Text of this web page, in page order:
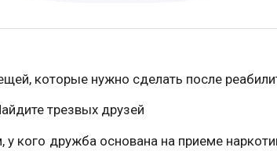
которые нужно сделать после
трезвых друзей
у кого дружба основана на приеме